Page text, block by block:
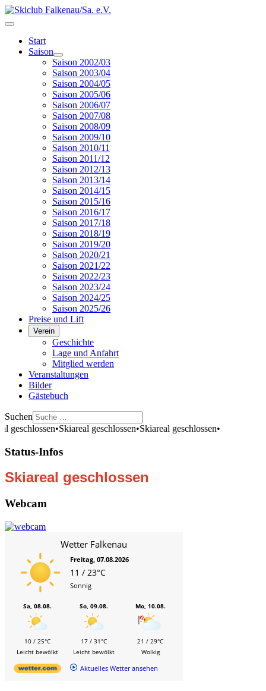
Start
Saison
Saison 2002/03
Saison 2003/04
Saison 2004/05
Saison 2005/06
Saison 2006/07
Saison 2007/08
Saison 2008/09
Saison 2009/10
Saison 2010/11
Saison 2011/12
Saison 2012/13
Saison 2013/14
Saison 2014/15
Saison 2015/16
Saison 2016/17
Saison 2017/18
Saison 2018/19
Saison 2019/20
Saison 2020/21
Saison 2021/22
Saison 2022/23
Saison 2023/24
Saison 2024/25
Saison 2025/26
Preise und Lift
Verein
Geschichte
Lage und Anfahrt
Mitglied werden
Veranstaltungen
Bilder
Gästebuch
Suchen
geschlossen•Skiareal geschlossen•Skiareal geschlossen•
Status-Infos
Skiareal geschlossen
Webcam
Wetter Falkenau
Freitag, 07.08.2026
11 / 23°C
Sonnig
Sa, 08.08.
10 / 25°C
Leicht bewölkt
So, 09.08.
17 / 31°C
Leicht bewölkt
Mo, 10.08.
21 / 29°C
Wolkig
Aktuelles Wetter ansehen